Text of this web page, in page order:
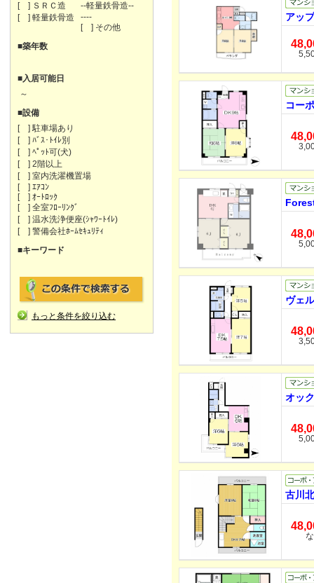
[ ] ＳＲＣ造
--軽量鉄骨造--
[ ] 軽量鉄骨造
----
[ ] その他
■築年数
■入居可能日
～
■設備
[ ] 駐車場あり
[ ] ﾊﾞｽ･ﾄｲﾚ別
[ ] ﾍﾟｯﾄ可(犬)
[ ] 2階以上
[ ] 室内洗濯機置場
[ ] ｴｱｺﾝ
[ ] ｵｰﾄﾛｯｸ
[ ] 全室ﾌﾛｰﾘﾝｸﾞ
[ ] 温水洗浄便座(ｼｬﾜｰﾄｲﾚ)
[ ] 警備会社ﾎｰﾑｾｷｭﾘﾃｨ
■キーワード
もっと条件を絞り込む
アッ
コー
ヴェ
オッ
古川